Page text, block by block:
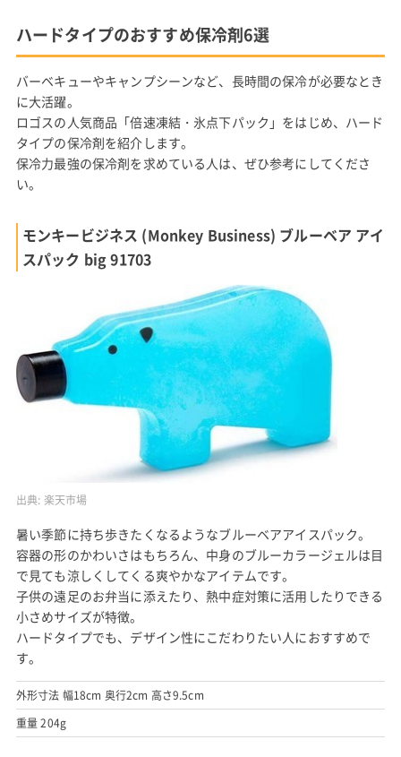
ハードタイプのおすすめ保冷剤6選
バーベキューやキャンプシーンなど、長時間の保冷が必要なとき
に大活躍。
ロゴスの人気商品「倍速凍結・氷点下パック」をはじめ、ハード
タイプの保冷剤を紹介します。
保冷力最強の保冷剤を求めている人は、ぜひ参考にしてくださ
い。
モンキービジネス (Monkey Business) ブルーベア アイ
スパック big 91703
出典: 楽天市場
暑い季節に持ち歩きたくなるようなブルーベアアイスパック。
容器の形のかわいさはもちろん、中身のブルーカラージェルは目
で見ても涼しくしてくる爽やかなアイテムです。
子供の遠足のお弁当に添えたり、熱中症対策に活用したりできる
小さめサイズが特徴。
ハードタイプでも、デザイン性にこだわりたい人におすすめで
す。
外形寸法 幅18cm 奥行2cm 高さ9.5cm
重量 204g